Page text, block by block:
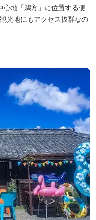
心地「鵜方」に位置する便
光地にもアクセス抜群なの